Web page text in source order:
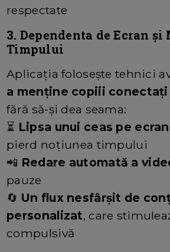
respectate
3. Dependenta de Ecran
Timpului
Aplicația folosește tehnici
a menține copiii
fără să-și dea seama:
⏳ Lipsa unui ceas pe ecran
pierd noțiunea timpului
📲 Redare automată a
pauze
🔄 Un flux nesfârșit de
personalizat, care
compulsivă